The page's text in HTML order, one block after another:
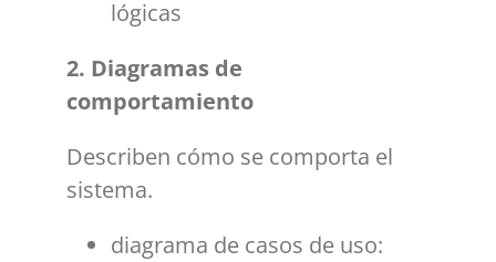
lógicas
2. Diagramas de
comportamiento
Describen cómo se comporta el
sistema.
diagrama de casos de uso: